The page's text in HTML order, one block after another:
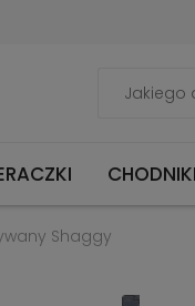
CHODNIKI
Shaggy